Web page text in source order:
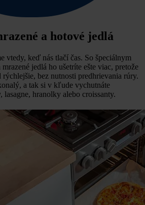
a hotové jedlá
vtedy, keď nás tlačí čas. So špeciálnym
jedlá ho ušetríte ešte viac, pretože
bez nutnosti predhrievania rúry.
a tak si v kľude vychutnáte
lasagne, hranolky alebo croissanty.